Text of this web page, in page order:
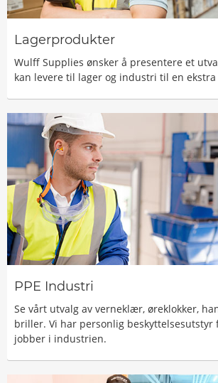
Lagerprodukter
Wulff Supplies ønsker å presentere et
kan levere til lager og industri til en
PPE Industri
Se vårt utvalg av verneklær, øreklokker,
briller. Vi har personlig beskyttelsesutstyr
jobber i industrien.